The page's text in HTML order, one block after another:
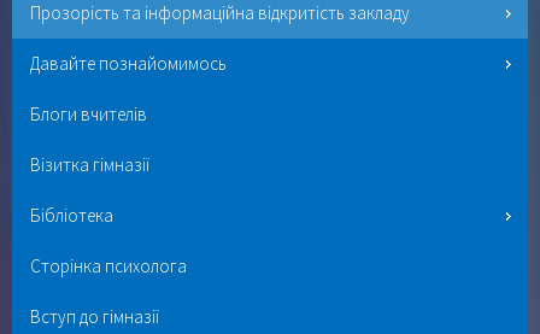
Прозорість та інформаційна відкритість закладу
Давайте познайомимось
Блоги вчителів
Візитка гімназії
Бібліотека
Сторінка психолога
Вступ до гімназії